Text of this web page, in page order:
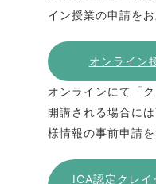
イン授業の申請をお
オンライン
オンラインにて「
開講される場合に
様情報の事前申請
ICA認定クレ